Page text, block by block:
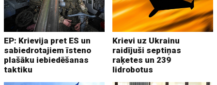
EP: Krievija pret ES un
sabiedrotajiem īsteno
plašāku iebiedēšanas
taktiku
Krievi uz Ukrainu
raidījuši septiņas
raķetes un 239
lidrobotus